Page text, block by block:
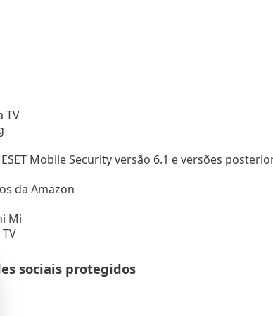
TV
Mobile Security versão 6.1 e versões
da Amazon
Mi
sociais protegidos